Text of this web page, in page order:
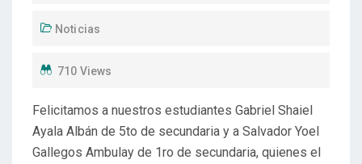
Noticias
710 Views
Felicitamos a nuestros estudiantes Gabriel Shaiel
Ayala Albán de 5to de secundaria y a Salvador Yoel
Gallegos Ambulay de 1ro de secundaria, quienes el